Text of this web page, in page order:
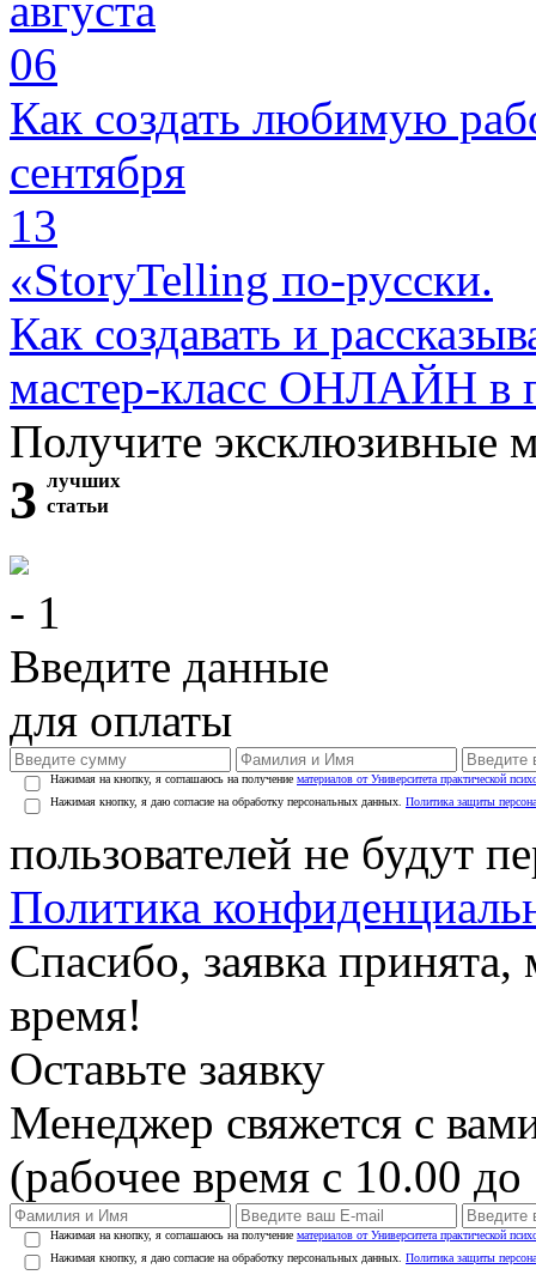
06
Как создать любимую
сентября
13
«StoryTelling по-русски.
Как создавать и
мастер-класс ОНЛАЙН в
Получите эксклюзивные
3 лучших
статьи
- 1
Введите данные
для оплаты
Нажимая на кнопку, я соглашаюсь на получение материалов от Университета практической
Нажимая кнопку, я даю согласие на обработку персональных данных. Политика защиты
пользователей не будут
Политика
Спасибо, заявка
время!
Оставьте заявку
Менеджер свяжется с
(рабочее время с 10.00
Нажимая на кнопку, я соглашаюсь на получение материалов от Университета практической
Нажимая кнопку, я даю согласие на обработку персональных данных. Политика защиты